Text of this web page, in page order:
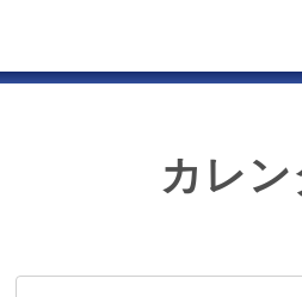
カレ